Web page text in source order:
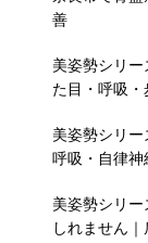
善
美姿勢シリ
た目・呼吸
美姿勢シリ
呼吸・自律
美姿勢シリ
しれません